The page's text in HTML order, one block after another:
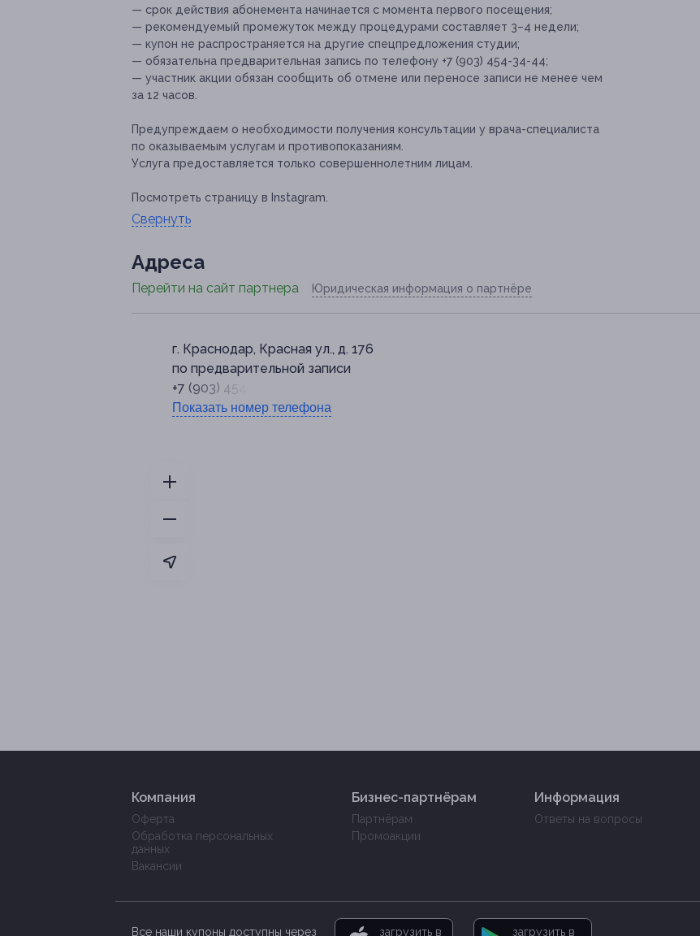
— срок действия абонемента начинается с момента первого посещения;
— рекомендуемый промежуток между процедурами составляет 3–4 недели;
— купон не распространяется на другие спецпредложения студии;
— обязательна предварительная запись по телефону +7 (903) 454-34-44;
— участник акции обязан сообщить об отмене или переносе записи не менее чем
за 12 часов.
Предупреждаем о необходимости получения консультации у врача-специалиста
по оказываемым услугам и противопоказаниям.
Услуга предоставляется только совершеннолетним лицам.
Посмотреть страницу в Instagram.
Свернуть
Адресa
Перейти на сайт партнера Юридическая информация о партнёре
г. Краснодар, Красная ул., д. 176
по предварительной записи
+7 (903) 454-34-44
Показать номер телефона
Компания
Оферта
Обработка персональных
данных
Вакансии
Бизнес-партнёрам
Партнёрам
Промоакции
Информация
Ответы на вопросы
Все наши купоны доступны через загрузить в загрузить в